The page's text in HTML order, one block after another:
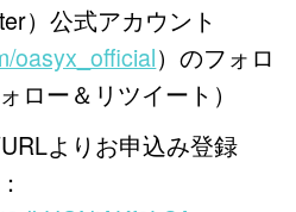
）公式アカウント
oasyx_official）のフォロ
ロー＆リツイート）
よりお申込み登録